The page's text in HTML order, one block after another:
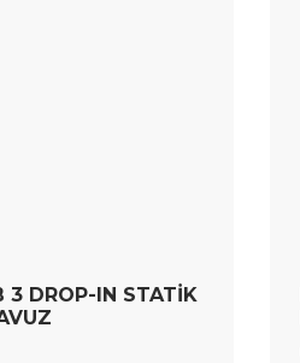
3 DROP-IN STATİK